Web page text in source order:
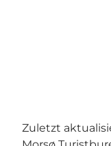
Zuletzt